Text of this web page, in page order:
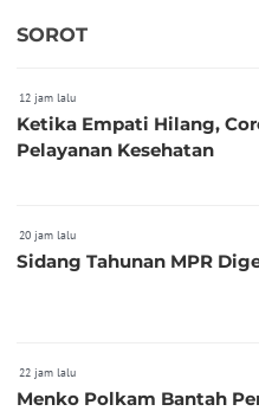
SOROT
12 jam lalu
Ketika Empati Hilang,
Pelayanan Kesehatan
20 jam lalu
Sidang Tahunan MPR
22 jam lalu
Menko Polkam Bantah